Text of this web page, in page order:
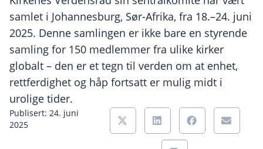
samlet i Johannesburg, Sør-Afrika, fra 18.–24. juni
2025. Denne samlingen er ikke bare en styrende
samling for 150 medlemmer fra ulike kirker
globalt – den er et tegn til verden om at enhet,
rettferdighet og håp fortsatt er mulig midt i
urolige tider.
Publisert: 24. juni
2025